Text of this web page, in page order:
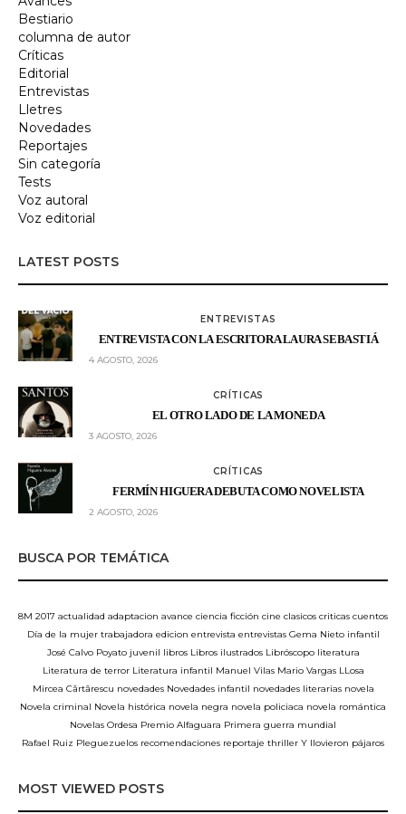
Bestiario
columna de autor
Críticas
Editorial
Entrevistas
Lletres
Novedades
Reportajes
Sin categoría
Tests
Voz autoral
Voz editorial
LATEST POSTS
ENTREVISTAS
ENTREVISTA CON LA ESCRITORA LAURA SEBASTIÁ
4 AGOSTO, 2026
CRÍTICAS
EL OTRO LADO DE LA MONEDA
3 AGOSTO, 2026
CRÍTICAS
FERMÍN HIGUERA DEBUTA COMO NOVELISTA
2 AGOSTO, 2026
BUSCA POR TEMÁTICA
8M 2017 actualidad adaptacion avance ciencia ficción cine clasicos criticas cuentos
Día de la mujer trabajadora edicion entrevista entrevistas Gema Nieto infantil
José Calvo Poyato juvenil libros Libros ilustrados Libróscopo literatura
Literatura de terror Literatura infantil Manuel Vilas Mario Vargas LLosa
Mircea Cărtărescu novedades Novedades infantil novedades literarias novela
Novela criminal Novela histórica novela negra novela policiaca novela romántica
Novelas Ordesa Premio Alfaguara Primera guerra mundial
Rafael Ruiz Pleguezuelos recomendaciones reportaje thriller Y llovieron pájaros
MOST VIEWED POSTS